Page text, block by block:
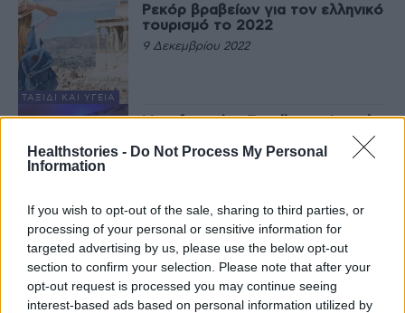
Healthstories - Do Not Process My Personal
Information
If you wish to opt-out of the sale, sharing to third parties, or
processing of your personal or sensitive information for
targeted advertising by us, please use the below opt-out
section to confirm your selection. Please note that after your
opt-out request is processed you may continue seeing
interest-based ads based on personal information utilized by
ΤΑΞΊΔΙ ΚΑΙ ΥΓΕΊΑ
Ρεκόρ βραβείων για τον ελληνικό
τουρισμό το 2022
9 Δεκεμβρίου 2022
ΕΠΙΧΕΙΡΉΣΕΙΣ
Manufacturing Excellence Awards
2022: 4 βραβεία σε UNI-PHARMA
& InterMed
Σάρωσε η Ελλάδα στα βραβεία
TRAVVY 2022, τα Όσκαρ της
ταξιδιωτικής βιομηχανίας
7 Νοεμβρίου 2022